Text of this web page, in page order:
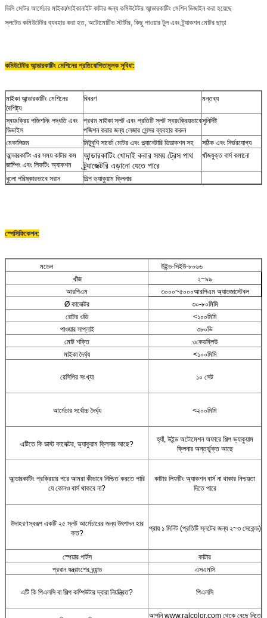
ডিসি মোটর আর্মেচার মাইকা/মাইকানাইট কাটার জন্য কমিউটেটর আন্ডারকাটিং মেশিন ডিজাইন করা হয়েছে
স্লটেড কমিউটেটর ব্যবহার করা হত, অটোমোটিভ স্টার্টার, কিছু পাওয়ার টুল এবং ট্র্যাকশন মোটর ছাড়া
কমিউটেটর আন্ডারকাটিং মেশিনের প্রতিযোগিতামূলক সুবিধা:
মাইকা আন্ডারকাটিং মেশিনের
বৈশিষ্ট্য
বিবরণ মন্তব্য
স্বয়ংক্রিয় পজিশনিং পদ্ধতি এবং
ডিভাইস
প্রথম মাইকা স্লট এবং প্রতিটি স্লট স্বয়ংক্রিয়ভাবে
পজিশন করার জন্য লেজার সেন্সর ব্যবহার করুন
সুনির্দিষ্ট
মেকানিজম মিটুবুশি সার্ভো মোটর এবং প্ল্যানেটারি ডিডাকশন সহ
সঠিক এবং নির্ভরযোগ্য
আন্ডারকাটিং এর সময় কাটার কম
জাম্পিং এবং লিফটিং অ্যাকশন
আন্ডারকাটিং খোদাই করার সময় ট্রেস পাথ
ট্র্যাজেক্টরি এড়ানো যেতে পারে
খাঁজযুক্ত বার্স কমানো
ধুলো পরিষ্কারভাবে সরান শিল্প ভ্যাকুয়াম ক্লিনার
স্পেসিফিকেশন:
মডেল
উইন্ড-সিইউ-৮০৬৬
খাঁজ
২~৯৯
আরপিএম
৩০০০~৫০০০আরপিএম অ্যাডজাস্টেবল
Ø কালেক্টর
৩০-৮০মিমি
রোটর ওডি
<১০০মিমি
পাওয়ার সাপ্লাই
৩৮০ভি
মোট শক্তি
৩কেডব্লিউ
মাইকা দৈর্ঘ্য
<১০০মিমি
রেসিপির সংখ্যা ১০ সেট
আর্মেচার সর্বোচ্চ দৈর্ঘ্য <২০০মিমি
এটিতে কি ডাস্ট কালেক্টর, ভ্যাকুয়াম ক্লিনার আছে?
হ্যাঁ, উইন্ড অটোমেশন অফারে শিল্প ভ্যাকুয়াম
ক্লিনার অন্তর্ভুক্ত আছে
আন্ডারকাটিং প্রক্রিয়ার পরে আমরা কীভাবে নিশ্চিত করতে পারি
যে কোনও বার্স থাকবে না?
কাটার লিফটিং অ্যাকশন বার্স না থাকার নিশ্চয়তা
দিতে পারে
উদাহরণস্বরূপ একটি ২৫ স্লট আর্মেচারের জন্য উৎপাদন হার
কত?
প্রায় ১ মিনিট (প্রতিটি স্লটের জন্য ২~৩ সেকেন্ড)
স্পেয়ার পার্টস
কাটার
প্রধান যন্ত্রাংশের ব্র্যান্ড
এসএমসি
এটি কি পিএলসি বা শিল্প কম্পিউটার দ্বারা নিয়ন্ত্রিত? পিএলসি
আপনি www.ralcolor.com থেকে বেছে নিতে